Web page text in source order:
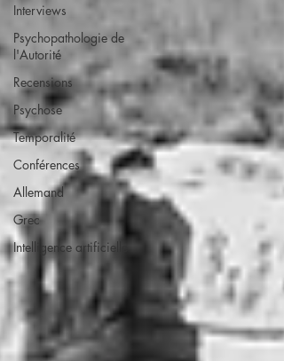
Interviews
Psychopathologie de
l'Autorité
Recensions
Psychose
Temporalité
Conférences
Allemand
Grec
Intelligence artificielle